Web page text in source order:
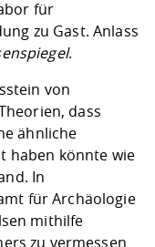
Vorbereitung
Checkliste zum
Studien- und
und Physik
Digitales Lernen
Studieren in
Lebenslagen
Studentenwerk
Angebote der
Arbeit
Lehren,
Weiterbilden im
Formulare und
Internationale
Formulare und
FIS -
Prototyping und
Gründung und
Kooperationen
Kontakt &
Klimaschutz &
Förderverein
Gremien und
Informatik/
Maschinenbau
Unternehmen
für
zu Gast. Anlass
.
von
dass
ähnliche
haben könnte wie
In
für Archäologie
mithilfe
zu vermessen